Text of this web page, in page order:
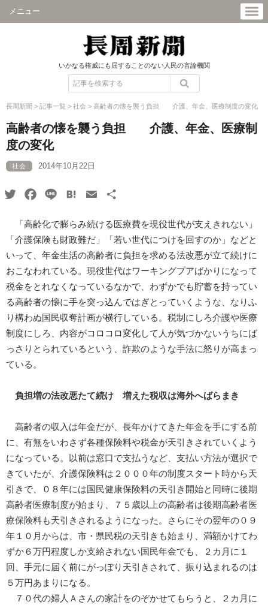
メニュー
いかなる権威にも屈することのない人民の言論機関
長周新聞 > 記事一覧 > 社会 > 高齢者の懐を襲う負担 介護、年金、医療制度の変化
高齢者の懐を襲う負担 介護、年金、医療制
度の変化
社会 2014年10月22日
TwitterFacebook
Line HatenaEmail
「高齢化で膨らみ続ける医療費を現役世代が支えきれない」
「介護保険も財政難だ」「若い世代につけを回すのか」などと
いって、年金生活の高齢者に負担を求める法改悪が立て続けに
おこなわれている。現役世代はワーキングプアばかりになって
税金をとれなくなっているなかで、わずかでも貯蓄を持ってい
る高齢者の懐に手を突っ込んではぎとっていくような、なりふ
り構わぬ国民収奪計画が横行している。税制にしろ介護や医療
制度にしろ、内容がコロコロ変化して人が気づかないうちにば
っさりとられているという、詐欺のような手法に怒りが高まっ
ている。
負担増の法改悪たて続け 増えた税収は海外へばらまき
高齢者の収入は年金だが、長年かけてきた年金を手にする前
に、有無をいわさず各種保険料や税金が天引きされていくよう
になっている。以前は窓口で支払うなど、支払い方法が選択で
きていたが、介護保険料は２０００年の制度スタート時から天
引きで、０８年には国民健康保険料の天引き開始と同時に後期
高齢者医療制度が始まり、７５歳以上の高齢者は後期高齢者医
療保険料も天引きされるようになった。さらにその翌年の０９
年１０月からは、市・県民税の天引きも始まり、満額かけてわ
ずか６万円程度しか支給されない国民年金でも、２カ月に１
回、手元に届く前にがっぽり天引きされて、振り込まれるのは
５万円あまりになる。
７０代の婦人Ａさんの家計をのぞかせてもらうと、２カ月に